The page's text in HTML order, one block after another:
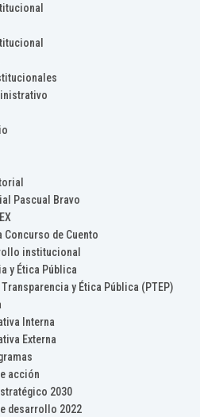
Pascual Bravo
Concurso de Cuento
institucional
y Ética Pública
y Ética Pública (PTEP)
Interna
Externa
acción
2030
desarrollo 2022